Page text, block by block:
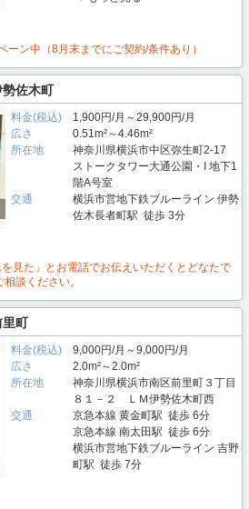
ーン中（8月末までにご契約/条件あり）
佐木町
料金(税込)
1,900円/月～29,900円/月
広さ
0.51m²～4.46m²
所在地
神奈川県横浜市中区弥生町2-17
ストークタワー大通公園・I 地下1
階A号室
交通
横浜市営地下鉄ブルーライン 伊勢
佐木長者町駅 徒歩 3分
を見た」とお電話でお伝えいただくとどなたで
談ください。
里町
料金(税込)
9,000円/月～9,000円/月
広さ
2.0m²～2.0m²
所在地
神奈川県横浜市南区前里町３丁目
８１－２ ＬＭ伊勢佐木町西
交通
京急本線 黄金町駅 徒歩 6分
京急本線 南太田駅 徒歩 6分
横浜市営地下鉄ブルーライン 吉野
町駅 徒歩 7分